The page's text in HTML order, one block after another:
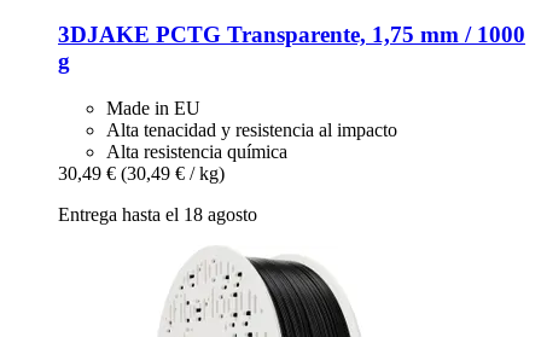
3DJAKE PCTG Transparente, 1,75 mm / 1000
g
Made in EU
Alta tenacidad y resistencia al impacto
Alta resistencia química
30,49 € (30,49 € / kg)
Entrega hasta el 18 agosto